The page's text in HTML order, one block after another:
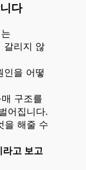
다
갈리지 않
인을 어떻
매 구조를
어집니다.
을 해줄 수
고 보고